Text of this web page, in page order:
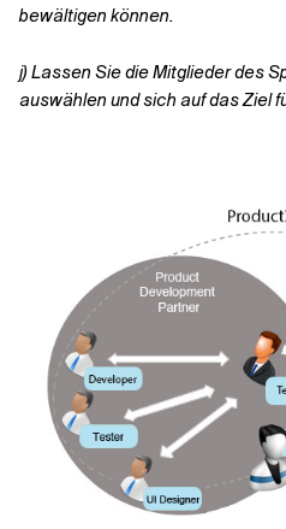
bewältigen können.
j) Lassen Sie die Mitglieder des
auswählen und sich auf das Ziel